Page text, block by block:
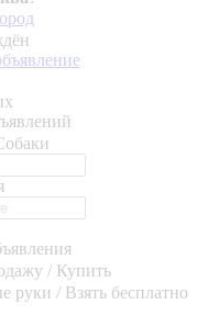
/ Купить
руки / Взять бесплатно